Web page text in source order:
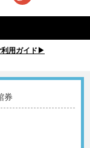
利用ガイド▶︎
券